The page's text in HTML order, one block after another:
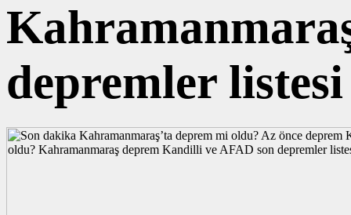
depremler listesi